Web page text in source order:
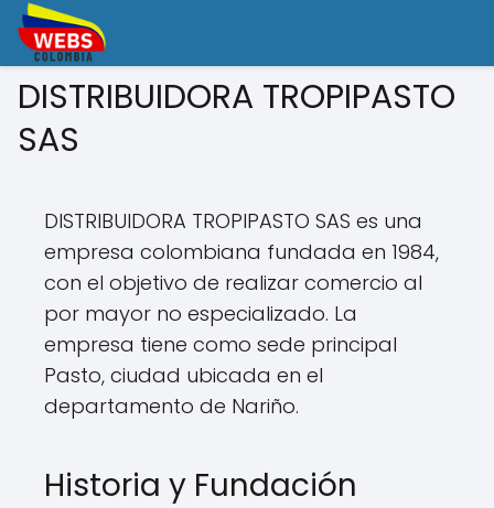
DISTRIBUIDORA TROPIPASTO
SAS
DISTRIBUIDORA TROPIPASTO SAS es una
empresa colombiana fundada en 1984,
con el objetivo de realizar comercio al
por mayor no especializado. La
empresa tiene como sede principal
Pasto, ciudad ubicada en el
departamento de Nariño.
Historia y Fundación